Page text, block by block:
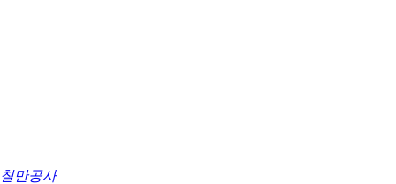
칠만공사